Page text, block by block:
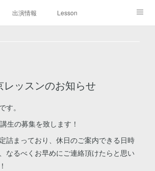
出演情報 Lesson
レッスンのお知らせ
す。
生の募集を致します！
詰まっており、休日のご案内できる日時
なるべくお早めにご連絡頂けたらと思い